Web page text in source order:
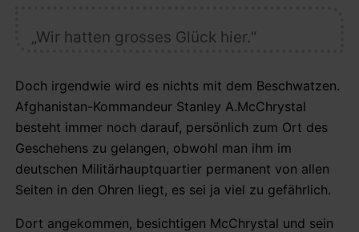
„Wir hatten grosses Glück hier.“
Doch irgendwie wird es nichts mit dem Beschwatzen.
Afghanistan-Kommandeur Stanley A.McChrystal
besteht immer noch darauf, persönlich zum Ort des
Geschehens zu gelangen, obwohl man ihm im
deutschen Militärhauptquartier permanent von allen
Seiten in den Ohren liegt, es sei ja viel zu gefährlich.
Dort angekommen, besichtigen McChrystal und sein